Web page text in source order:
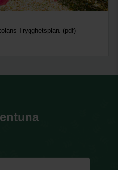
Trygghetsplan. (pdf)